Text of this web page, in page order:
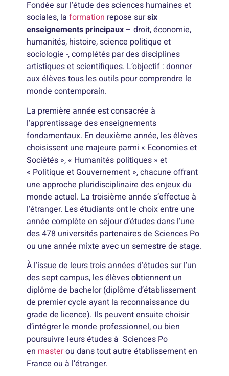
Fondée sur l’étude des sciences humaines et
sociales, laformation repose sursix
enseignements principaux – droit, économie,
humanités, histoire, science politique et
sociologie -, complétés par des disciplines
artistiques et scientifiques. L’objectif : donner
aux élèves tous les outils pour comprendre le
monde contemporain.
La première année est consacrée à
l’apprentissage des enseignements
fondamentaux. En deuxième année, les élèves
choisissent une majeure parmi « Economies et
Sociétés », « Humanités politiques » et
« Politique et Gouvernement », chacune offrant
une approche pluridisciplinaire des enjeux du
monde actuel. La troisième année s’effectue à
l’étranger. Les étudiants ont le choix entre une
année complète en séjour d’études dans l’une
des 478 universités partenaires de Sciences Po
ou une année mixte avec un semestre de stage.
À l’issue de leurs trois années d’études sur l’un
des sept campus, les élèves obtiennent un
diplôme de bachelor (diplôme d’établissement
de premier cycle ayant la reconnaissance du
grade de licence). Ils peuvent ensuite choisir
d’intégrer le monde professionnel, ou bien
poursuivre leurs études à Sciences Po
en masterou dans tout autre établissement en
France ou à l’étranger.